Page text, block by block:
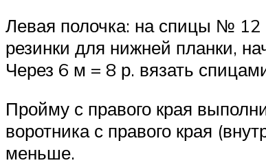
Левая полочка: на спицы № 12
резинки для нижней планки,
Через 6 м = 8 р. вязать
Пройму с правого края
воротника с правого края
меньше.